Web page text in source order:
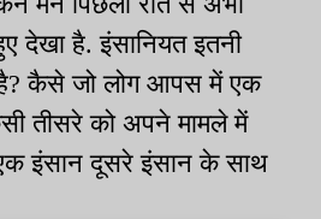
देखा है. इंसानियत इतनी
कैसे जो लोग आपस में एक
तीसरे को अपने मामले में
इंसान दूसरे इंसान के साथ